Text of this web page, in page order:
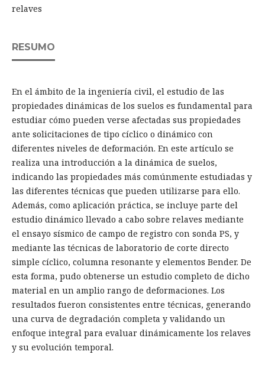
relaves
RESUMO
En el ámbito de la ingeniería civil, el estudio de las
propiedades dinámicas de los suelos es fundamental para
estudiar cómo pueden verse afectadas sus propiedades
ante solicitaciones de tipo cíclico o dinámico con
diferentes niveles de deformación. En este artículo se
realiza una introducción a la dinámica de suelos,
indicando las propiedades más comúnmente estudiadas y
las diferentes técnicas que pueden utilizarse para ello.
Además, como aplicación práctica, se incluye parte del
estudio dinámico llevado a cabo sobre relaves mediante
el ensayo sísmico de campo de registro con sonda PS, y
mediante las técnicas de laboratorio de corte directo
simple cíclico, columna resonante y elementos Bender. De
esta forma, pudo obtenerse un estudio completo de dicho
material en un amplio rango de deformaciones. Los
resultados fueron consistentes entre técnicas, generando
una curva de degradación completa y validando un
enfoque integral para evaluar dinámicamente los relaves
y su evolución temporal.